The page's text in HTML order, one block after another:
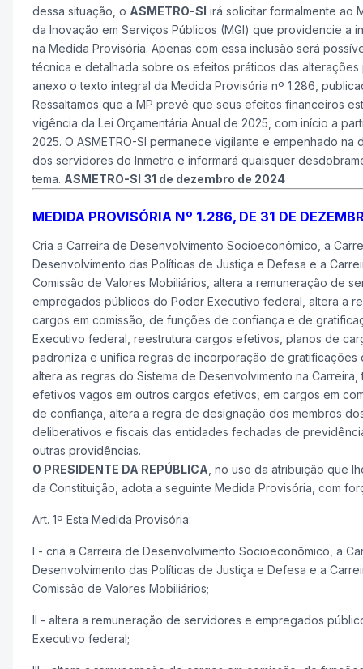
dessa situação, o ASMETRO-SI irá solicitar formalmente ao
da Inovação em Serviços Públicos (MGI) que providencie a
na Medida Provisória. Apenas com essa inclusão será
técnica e detalhada sobre os efeitos práticos das alterações
anexo o texto integral da Medida Provisória nº 1.286,
Ressaltamos que a MP prevê que seus efeitos financeiros
vigência da Lei Orçamentária Anual de 2025, com início a
2025. O ASMETRO-SI permanece vigilante e empenhado na
dos servidores do Inmetro e informará quaisquer
tema. ASMETRO-SI 31 de dezembro de 2024
MEDIDA PROVISÓRIA Nº 1.286, DE 31 DE
Cria a Carreira de Desenvolvimento Socioeconômico, a
Desenvolvimento das Políticas de Justiça e Defesa e a
Comissão de Valores Mobiliários, altera a remuneração de
empregados públicos do Poder Executivo federal, altera a
cargos em comissão, de funções de confiança e de
Executivo federal, reestrutura cargos efetivos, planos de
padroniza e unifica regras de incorporação de gratificações
altera as regras do Sistema de Desenvolvimento na Carreira,
efetivos vagos em outros cargos efetivos, em cargos em
de confiança, altera a regra de designação dos membros
deliberativos e fiscais das entidades fechadas de
outras providências.
O PRESIDENTE DA REPÚBLICA , no uso da atribuição que
da Constituição, adota a seguinte Medida Provisória, com
Art. 1º Esta Medida Provisória:
I - cria a Carreira de Desenvolvimento Socioeconômico, a
Desenvolvimento das Políticas de Justiça e Defesa e a
Comissão de Valores Mobiliários;
II - altera a remuneração de servidores e empregados
Executivo federal;